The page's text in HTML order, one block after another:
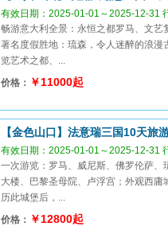
有效日期：2025-01-01～2025-12-31
畅游意大利全景：永恒之都罗马、文
著名度假胜地：琉森，令人迷醉的浪
览艺术之都、...
价格： ￥11000起
【金色山口】法意瑞三国10天旅
有效日期：2025-01-01～2025-12-31
一次游览：罗马、威尼斯、佛罗伦萨
大楼、巴黎圣母院、卢浮宫；外观西
历此城堡后，...
价格： ￥12800起